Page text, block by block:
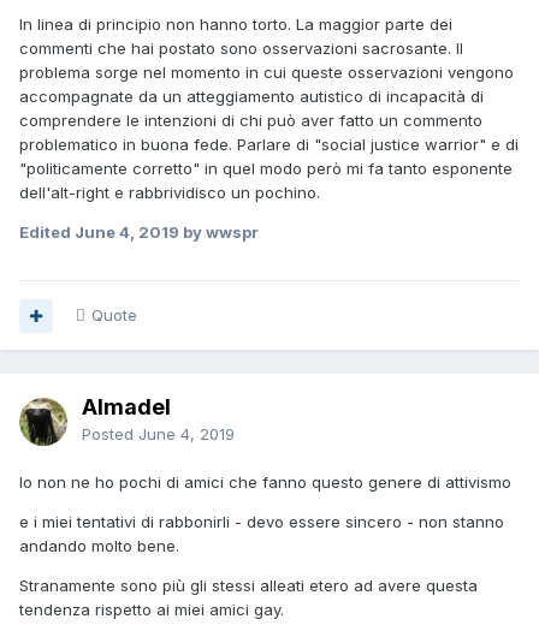
In linea di principio non hanno torto. La maggior parte dei
commenti che hai postato sono osservazioni sacrosante. Il
problema sorge nel momento in cui queste osservazioni vengono
accompagnate da un atteggiamento autistico di incapacità di
comprendere le intenzioni di chi può aver fatto un commento
problematico in buona fede. Parlare di "social justice warrior" e di
"politicamente corretto" in quel modo però mi fa tanto esponente
dell'alt-right e rabbrividisco un pochino.
Edited June 4, 2019 by wwspr
Quote
Almadel
Posted June 4, 2019
Io non ne ho pochi di amici che fanno questo genere di attivismo
e i miei tentativi di rabbonirli - devo essere sincero - non stanno
andando molto bene.
Stranamente sono più gli stessi alleati etero ad avere questa
tendenza rispetto ai miei amici gay.